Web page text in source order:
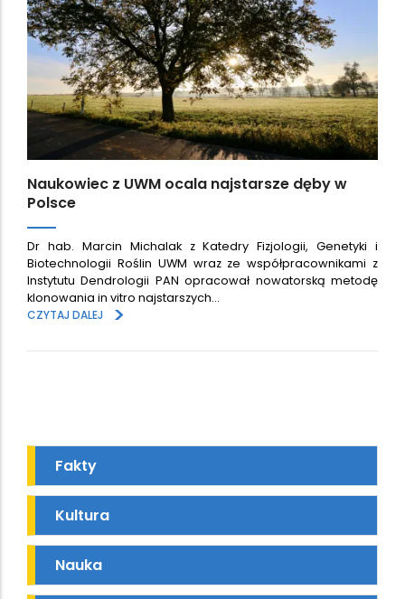
Naukowiec z UWM ocala najstarsze dęby w
Polsce
Dr hab. Marcin Michalak z Katedry Fizjologii, Genetyki i
Biotechnologii Roślin UWM wraz ze współpracownikami z
Instytutu Dendrologii PAN opracował nowatorską metodę
klonowania in vitro najstarszych…
CZYTAJ DALEJ
>
Fakty
Kultura
Nauka